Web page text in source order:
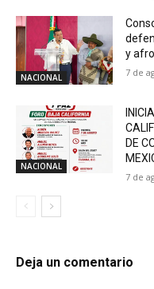
NACIONAL
y
7 de
NACIONAL
DE
7 de
Deja un comentario